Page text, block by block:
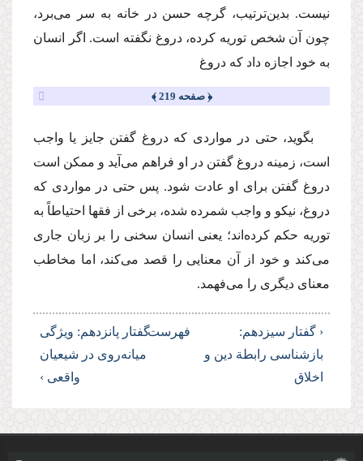
نیست. بدین‌ترتیب، گرچه حسن در خانه به ‌سر می‌برد،
چون آن شخص توریه كرده، دروغ نگفته است. اگر انسان
به خود اجازه داد كه دروغ
﴿ صفحه 219 ﴾
بگوید، حتی در مواردی كه دروغ گفتن جایز یا واجب
است، زمینه دروغ گفتن در او فراهم می‌آید و ممكن است
دروغ گفتن برای او عادت شود. پس حتی در مواردی كه
دروغ، نیكو و واجب شمرده شده، برخی از فقها احتیاطاً به
توریه حكم كرده‌اند؛ یعنی انسان سخنی را بر زبان جاری
می‌كند و خود از آن معنایی را قصد می‌كند، اما مخاطب
معنای دیگری را می‌فهمد.
‹ گفتار سیزدهم:
بازشناسی رابطة دین و
اخلاق
فهرستگفتار پانزدهم: ویژگی
میانه‌روی در شیعیان
واقعی ›